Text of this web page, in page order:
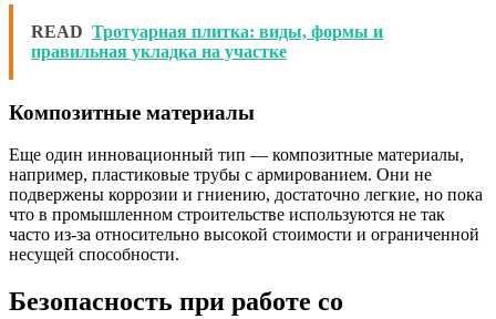
READ Тротуарная плитка: виды, формы и
правильная укладка на участке
Композитные материалы
Еще один инновационный тип — композитные материалы,
например, пластиковые трубы с армированием. Они не
подвержены коррозии и гниению, достаточно легкие, но пока
что в промышленном строительстве используются не так
часто из-за относительно высокой стоимости и ограниченной
несущей способности.
Безопасность при работе со